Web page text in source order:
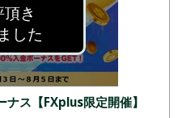
き
した
ス【FXplus限定開催】